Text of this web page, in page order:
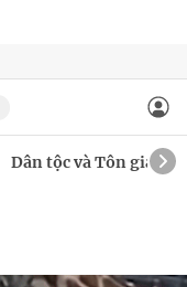
Dân tộc và Tôn giáo